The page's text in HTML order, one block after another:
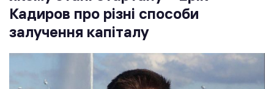
Кадиров про різні способи
залучення капіталу